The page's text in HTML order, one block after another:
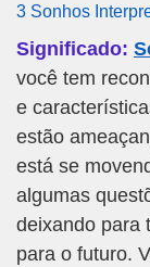
3 Sonhos
Significado:
você tem
e
estão
está se
algumas
deixando para
para o futuro.